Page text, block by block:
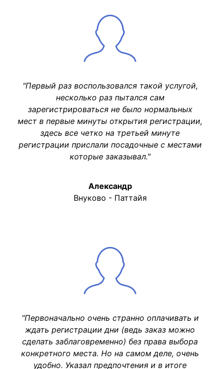
"Первый раз воспользовался такой услугой,
несколько раз пытался сам
зарегистрироваться не было нормальных
мест в первые минуты открытия регистрации,
здесь все четко на третьей минуте
регистрации прислали посадочные с местами
которые заказывал."
Александр
Внуково - Паттайя
"Первоначально очень странно оплачивать и
ждать регистрации дни (ведь заказ можно
сделать заблаговременно) без права выбора
конкретного места. Но на самом деле, очень
удобно. Указал предпочтения и в итоге